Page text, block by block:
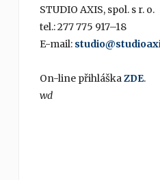
STUDIO AXIS, spol. s r. o.
tel.: 277 775 917–18
E-mail:
On-line přihláškaZDE.
wd